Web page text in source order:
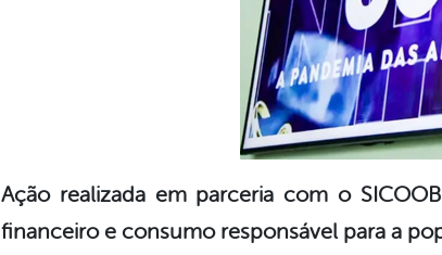
Ação realizada em parceria com o
financeiro e consumo responsável para a